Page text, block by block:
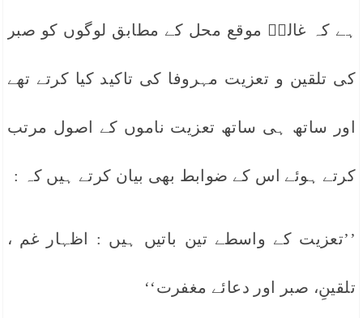
ہے کہ غالبؔ موقع محل کے مطابق لوگوں کو صبر
کی تلقین و تعزیت مہروفا کی تاکید کیا کرتے تھے
اور ساتھ ہی ساتھ تعزیت ناموں کے اصول مرتب
کرتے ہوئے اس کے ضوابط بھی بیان کرتے ہیں کہ :
’’تعزیت کے واسطے تین باتیں ہیں : اظہار غم ،
تلقینِ، صبر اور دعائے مغفرت‘‘